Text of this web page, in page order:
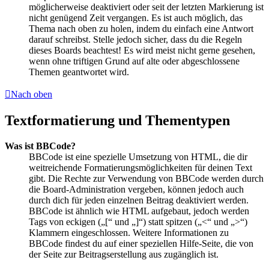
möglicherweise deaktiviert oder seit der letzten Markierung ist
nicht genügend Zeit vergangen. Es ist auch möglich, das
Thema nach oben zu holen, indem du einfach eine Antwort
darauf schreibst. Stelle jedoch sicher, dass du die Regeln
dieses Boards beachtest! Es wird meist nicht gerne gesehen,
wenn ohne triftigen Grund auf alte oder abgeschlossene
Themen geantwortet wird.
Nach oben
Textformatierung und Thementypen
Was ist BBCode?
BBCode ist eine spezielle Umsetzung von HTML, die dir
weitreichende Formatierungsmöglichkeiten für deinen Text
gibt. Die Rechte zur Verwendung von BBCode werden durch
die Board-Administration vergeben, können jedoch auch
durch dich für jeden einzelnen Beitrag deaktiviert werden.
BBCode ist ähnlich wie HTML aufgebaut, jedoch werden
Tags von eckigen („[“ und „]“) statt spitzen („<“ und „>“)
Klammern eingeschlossen. Weitere Informationen zu
BBCode findest du auf einer speziellen Hilfe-Seite, die von
der Seite zur Beitragserstellung aus zugänglich ist.